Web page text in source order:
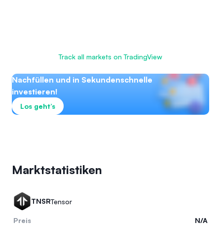
Track all markets on TradingView
Nachfüllen und in Sekundenschnelle
investieren!
Los geht’s
Marktstatistiken
TNSRTensor
Preis
N/A